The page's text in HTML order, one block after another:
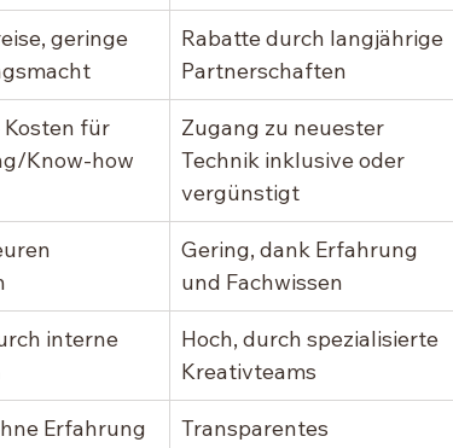
geringe
Rabatte durch langjährige
Partnerschaften
für
Know-how
Zugang zu neuester
Technik inklusive oder
vergünstigt
Gering, dank Erfahrung
und Fachwissen
interne
Hoch, durch spezialisierte
Kreativteams
Erfahrung
Transparentes